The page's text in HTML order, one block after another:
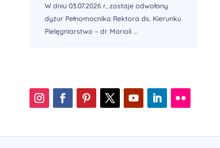
W dniu 03.07.2026 r, zostaje odwołany
dyżur Pełnomocnika Rektora ds. Kierunku
Pielęgniarstwo – dr Marioli ...